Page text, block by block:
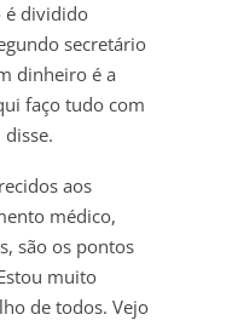
é dividido
secretário
dinheiro é a
faço tudo com
disse.
aos
médico,
são os pontos
muito
de todos. Vejo